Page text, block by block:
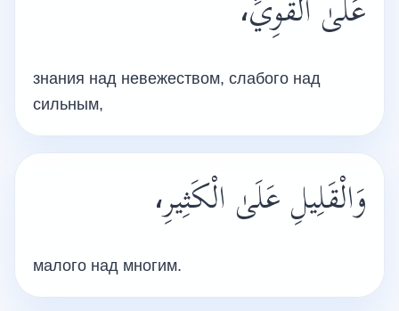
عَلَىٰ الْقَوِيِّ،
знания над невежеством, слабого над
сильным,
وَالْقَلِيلِ عَلَىٰ الْكَثِيرِ،
малого над многим.